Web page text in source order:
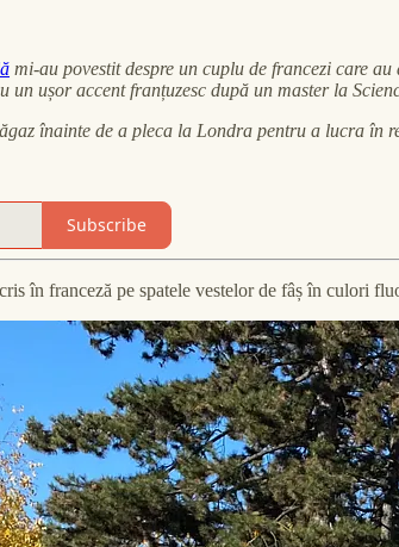
mi-au povestit despre un cuplu de francezi care
un ușor accent franțuzesc după un master la
înainte de a pleca la Londra pentru a lucra
Subscribe
în franceză pe spatele vestelor de fâș în culori